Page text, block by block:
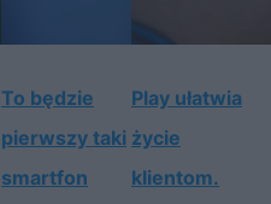
To będzie
pierwszy taki
smartfon
Play ułatwia
życie
klientom.